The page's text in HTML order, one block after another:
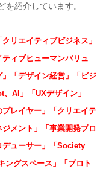
を紹介しています。
リエイティブビジネス」
ィブヒューマンバリュ
「デザイン経営」「ビジ
AI」「UXデザイン」
プレイヤー」「クリエイテ
メント」「事業開発プロ
デューサー」「Society
ングスペース」「プロト